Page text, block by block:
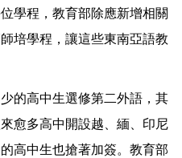
學程，教育部除應新增相關
培學程，讓這些東南亞語教
的高中生選修第二外語，其
愈多高中開設越、緬、印尼
高中生也搶著加簽。教育部